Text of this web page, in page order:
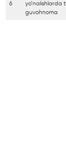
6
yo‘nalishlarda
guvohnoma